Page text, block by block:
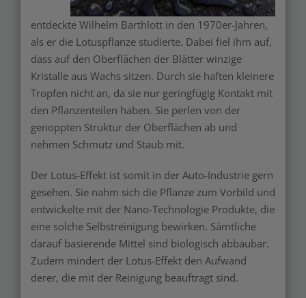
entdeckte Wilhelm Barthlott in den 1970er-Jahren,
als er die Lotuspflanze studierte. Dabei fiel ihm auf,
dass auf den Oberflächen der Blätter winzige
Kristalle aus Wachs sitzen. Durch sie haften kleinere
Tropfen nicht an, da sie nur geringfügig Kontakt mit
den Pflanzenteilen haben. Sie perlen von der
genoppten Struktur der Oberflächen ab und
nehmen Schmutz und Staub mit.
Der Lotus-Effekt ist somit in der Auto-Industrie gern
gesehen. Sie nahm sich die Pflanze zum Vorbild und
entwickelte mit der Nano-Technologie Produkte, die
eine solche Selbstreinigung bewirken. Sämtliche
darauf basierende Mittel sind biologisch abbaubar.
Zudem mindert der Lotus-Effekt den Aufwand
derer, die mit der Reinigung beauftragt sind.